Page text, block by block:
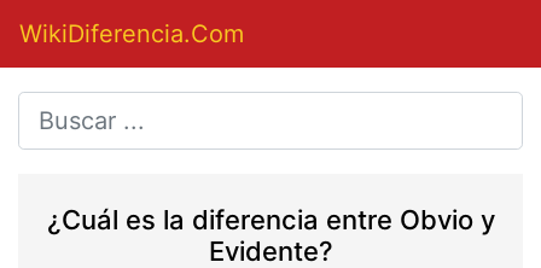
WikiDiferencia.Com
¿Cuál es la diferencia entre Obvio y
Evidente?